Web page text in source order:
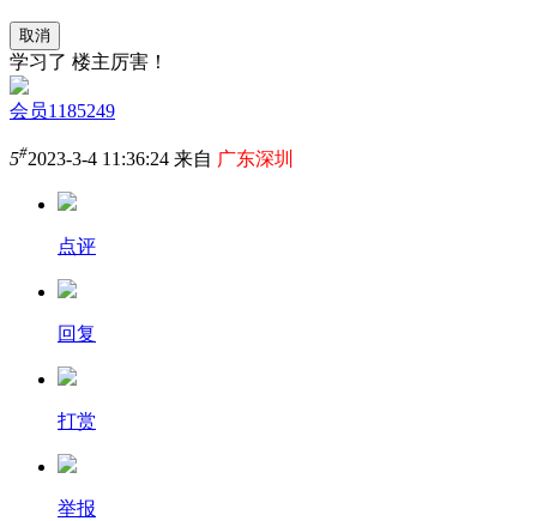
取消
学习了 楼主厉害！
会员1185249
5#2023-3-4 11:36:24 来自 广东深圳
点评
回复
打赏
举报